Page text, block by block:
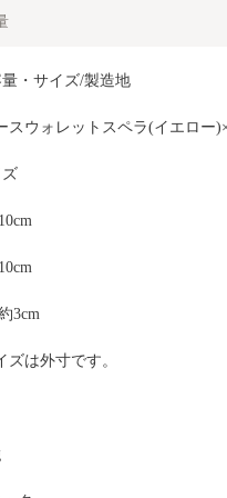
・サイズ/製造地
スウォレットスペラ(イエロー
3cm
ズは外寸です。